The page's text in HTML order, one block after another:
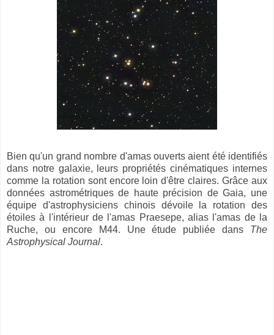
Bien qu'un grand nombre d'amas ouverts aient été identifiés
dans notre galaxie, leurs propriétés cinématiques internes
comme la rotation sont encore loin d'être claires. Grâce aux
données astrométriques de haute précision de Gaia, une
équipe d'astrophysiciens chinois dévoile la rotation des
étoiles à l'intérieur de l'amas Praesepe, alias l'amas de la
Ruche, ou encore M44. Une étude publiée dans The
Astrophysical Journal.